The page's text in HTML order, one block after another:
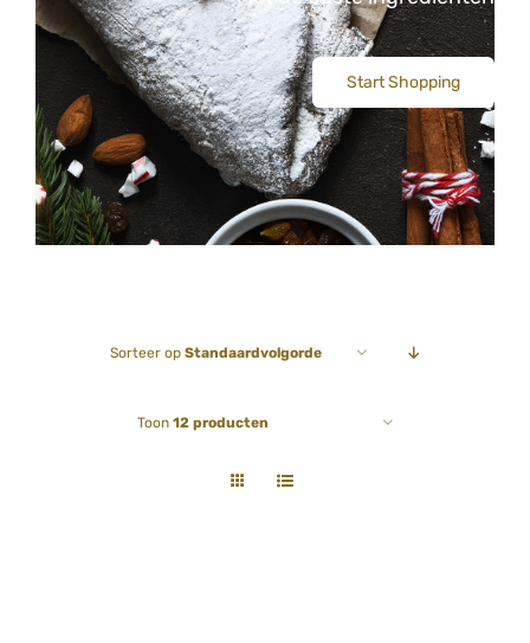
CONTACT
Start Shopping
Sorteer op Standaardvolgorde
Toon 12 producten